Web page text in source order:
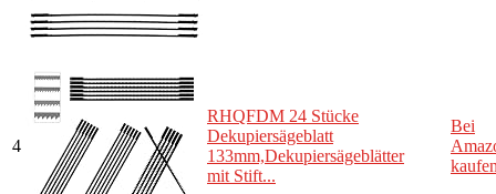
4
RHQFDM 24 Stücke
Dekupiersägeblatt
133mm,Dekupiersägeblätter
mit Stift...
Bei